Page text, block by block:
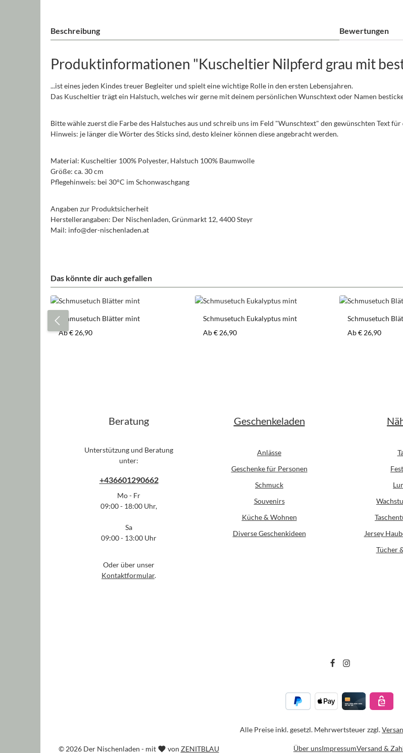
Beschreibung Bewertungen
Produktinformationen "Kuscheltier Nilpferd grau mit
...ist eines jeden Kindes treuer Begleiter und spielt eine wichtige Rolle in den ersten Lebensjahren.
Das Kuscheltier trägt ein Halstuch, welches wir gerne mit deinem persönlichen Wunschtext oder Namen
Bitte wähle zuerst die Farbe des Halstuches aus und schreib uns im Feld "Wunschtext" den gewünschten Text für
Hinweis: je länger die Wörter des Sticks sind, desto kleiner können diese angebracht werden.
Material: Kuscheltier 100% Polyester, Halstuch 100% Baumwolle
Größe: ca. 30 cm
Pflegehinweis: bei 30°C im Schonwaschgang
Angaben zur Produktsicherheit
Herstellerangaben: Der Nischenladen, Grünmarkt 12, 4400 Steyr
Mail: info@der-nischenladen.at
Das könnte dir auch gefallen
Produktgalerie überspringen
Schmusetuch Blätter mint
Regulärer Preis:
Ab€ 26,90
Schmusetuch Eukalyptus mint
Regulärer Preis:
Ab€ 26,90
Schmusetuch
Regulärer Preis:
Ab€ 26,90
Beratung
Unterstützung und Beratung
unter:
+436601290662
Mo - Fr
09:00 - 18:00 Uhr,
Sa
09:00 - 13:00 Uhr
Oder über unser
Kontaktformular.
Geschenkeladen
Anlässe
Geschenke für Personen
Schmuck
Souvenirs
Küche & Wohnen
Diverse Geschenkideen
Jersey
Tücher
Alle Preise inkl. gesetzl. Mehrwertsteuer zzgl.
© 2026 Der Nischenladen - mit von ZENITBLAU Über unsImpressumVersand &